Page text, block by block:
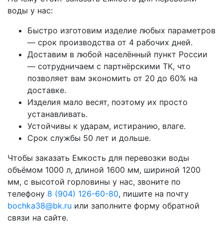
воды у нас:
Быстро изготовим изделие любых параметров
— срок производства от 4 рабочих дней.
Доставим в любой населённый пункт России
— сотрудничаем с партнёрскими ТК, что
позволяет вам экономить от 20 до 60% на
доставке.
Изделия мало весят, поэтому их просто
устанавливать.
Устойчивы к ударам, истиранию, влаге.
Срок службы 50 лет и дольше.
Чтобы заказать Емкость для перевозки воды
объёмом 1000 л, длиной 1600 мм, шириной 1200
мм, с высотой горловины у нас, звоните по
телефону 8 (904) 126-60-80, пишите на почту
bochka38@bk.ru или заполните форму обратной
связи на сайте.